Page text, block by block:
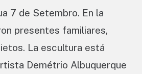
7 de Setembro. En la
presentes familiares,
La escultura está
Demétrio Albuquerque